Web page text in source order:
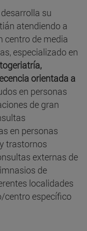
desarrolla su
atendiendo a
centro de media
especializado en
orientada a
en personas
de gran
en personas
trastornos
externas de
de
localidades
centro específico